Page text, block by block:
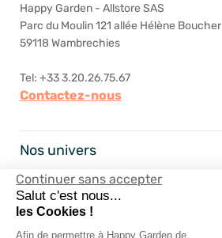
Continuer sans accepter
Salut c'est nous...
les Cookies !
Afin de permettre à Happy Garden de
Happy Garden - Allstore SAS
Parc du Moulin 121 allée Hélène Boucher
59118 Wambrechies
Tel: +33 3.20.26.75.67
Contactez-nous
Nos univers
Happy Garden
Nos services